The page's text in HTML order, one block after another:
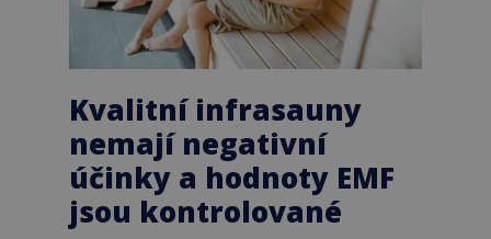
Kvalitní infrasauny
nemají negativní
účinky a hodnoty EMF
jsou kontrolované